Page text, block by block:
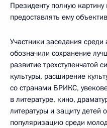
Президенту полную
предоставлять ему
Участники заседания
обозначили сохранение
развитие трехступенчатой
культуры, расширение
со странами БРИКС,
в литературе, кино,
литературы и защиту детей
популяризацию среди